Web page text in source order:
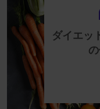
ダイエッ